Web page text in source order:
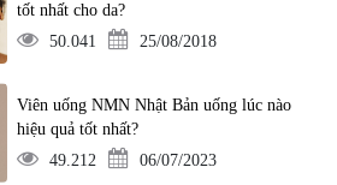
tốt nhất cho da?
50.041
25/08/2018
Viên uống NMN Nhật Bản uống lúc nào
hiệu quả tốt nhất?
49.212
06/07/2023